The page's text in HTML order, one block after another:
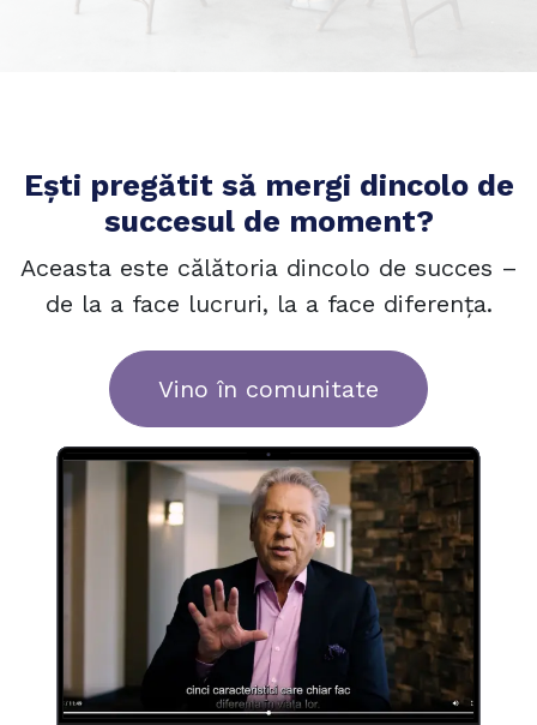
Ești pregătit să mergi dincolo de
succesul de moment?
Aceasta este călătoria dincolo de succes –
de la a face lucruri, la a face diferența.
Vino în comunitate